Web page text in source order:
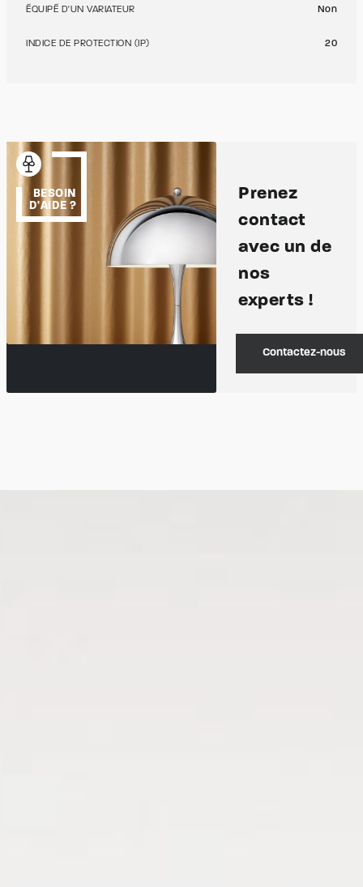
ÉQUIPÉ D'UN VARIATEUR Non
INDICE DE PROTECTION (IP) 20
BESOIN
D'AIDE ?
Prenez
contact
avec un de
nos
experts !
Contactez-nous